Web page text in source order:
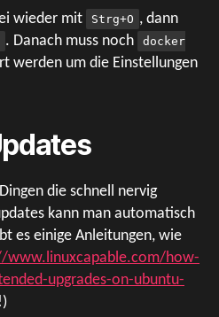
wieder mit Strg+O , dann
. Danach muss noch
docker
werden um die Einstellungen
die schnell nervig
kann man automatisch
es einige Anleitungen, wie
www.linuxcapable.com/how-
upgrades-on-ubuntu-